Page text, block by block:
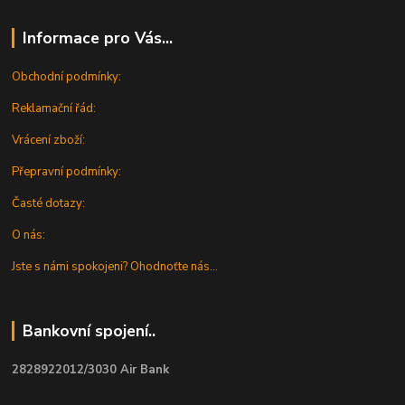
Informace pro Vás...
Obchodní podmínky:
Reklamační řád:
Vrácení zboží:
Přepravní podmínky:
Časté dotazy:
O nás:
Jste s námi spokojeni? Ohodnoťte nás...
Bankovní spojení..
2828922012/3030 Air Bank